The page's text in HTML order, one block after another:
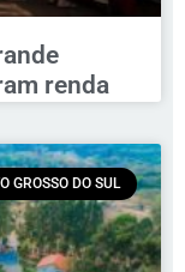
renda
GROSSO DO SUL